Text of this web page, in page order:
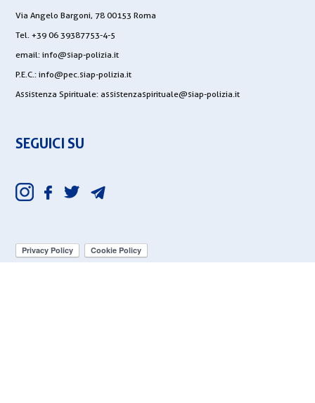
Via Angelo Bargoni, 78 00153 Roma
Tel. +39 06 39387753-4-5
email: info@siap-polizia.it
P.E.C.: info@pec.siap-polizia.it
Assistenza Spirituale: assistenzaspirituale@siap-polizia.it
SEGUICI SU